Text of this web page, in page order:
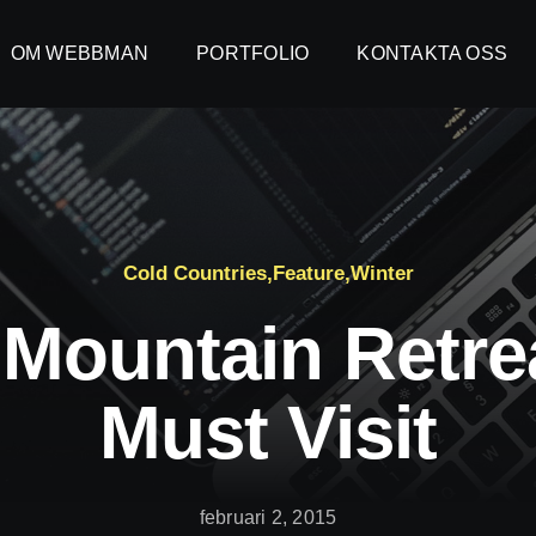
OM WEBBMAN PORTFOLIO KONTAKTA OSS
OM WEBBMAN PORTFOLIO KONTAKTA OSS
Cold Countries,Feature,Winter
Must Visit
februari 2, 2015